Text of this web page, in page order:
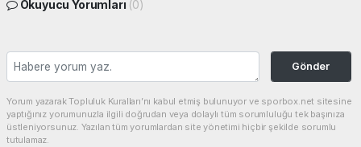
Okuyucu Yorumları (0)
Gönder
Yorum yazarak Topluluk Kuralları’nı kabul etmiş bulunuyor ve sporbox.net sitesine
yaptığınız yorumunuzla ilgili doğrudan veya dolaylı tüm sorumluluğu tek başınıza
üstleniyorsunuz. Yazılan tüm yorumlardan site yönetimi hiçbir şekilde sorumlu
tutulamaz.